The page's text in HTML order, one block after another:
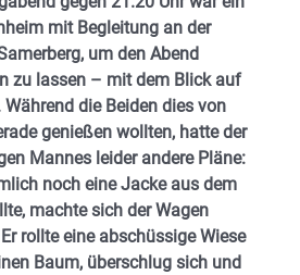
mit Begleitung an der
um den Abend
zu lassen – mit dem Blick auf
die Beiden dies von
genießen wollten, hatte der
Mannes leider andere Pläne:
noch eine Jacke aus dem
machte sich der Wagen
rollte eine abschüssige Wiese
Baum, überschlug sich und